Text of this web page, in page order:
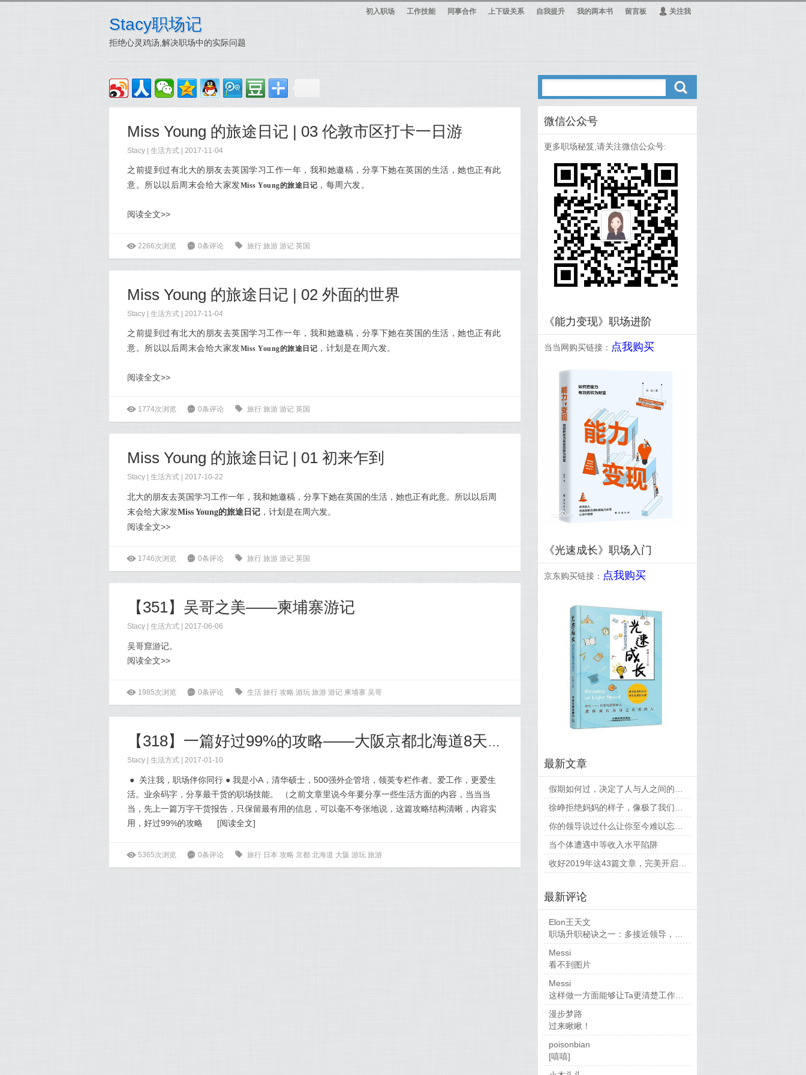
Stacy职场记
拒绝心灵鸡汤,解决职场中的实际问题
初入职场 工作技能 同事合作 上下级关系 自我提升 我的两本书 留言板 Ą 关注我
Miss Young 的旅途日记 | 03 伦敦市区打卡一日游
Stacy 生活方式 | 2017-11-04
之前提到过有北大的朋友去英国学习工作一年，我和她邀稿，分享下她在英国的生活，她也正有此
意。所以以后周末会给大家发Miss Young的旅途日记 ，每周六发。
阅读全文>>
ė 2266次浏览 6 0条评论 0 旅行 旅游 游记 英国
Miss Young 的旅途日记 | 02 外面的世界
Stacy 生活方式 | 2017-11-04
之前提到过有北大的朋友去英国学习工作一年，我和她邀稿，分享下她在英国的生活，她也正有此
意。所以以后周末会给大家发Miss Young的旅途日记 ，计划是在周六发。
阅读全文>>
ė 1774次浏览 6 0条评论 0 旅行 旅游 游记 英国
Miss Young 的旅途日记 | 01 初来乍到
Stacy 生活方式 | 2017-10-22
北大的朋友去英国学习工作一年，我和她邀稿，分享下她在英国的生活，她也正有此意。所以以后周
末会给大家发Miss Young的旅途日记 ，计划是在周六发。
阅读全文>>
ė 1746次浏览 6 0条评论 0 旅行 旅游 游记 英国
【351】吴哥之美——柬埔寨游记
Stacy 生活方式 | 2017-06-06
吴哥窟游记。
阅读全文>>
ė 1985次浏览 6 0条评论 0 生活 旅行 攻略 游玩 旅游 游记 柬埔寨 吴哥
【318】一篇好过99%的攻略——大阪京都北海道8天万字攻略
Stacy 生活方式 | 2017-01-10
● 关注我，职场伴你同行 ● 我是小A，清华硕士，500强外企管培，领英专栏作者。爱工作，更爱生
活。业余码字，分享最干货的职场技能。 （之前文章里说今年要分享一些生活方面的内容，当当当
当，先上一篇万字干货报告，只保留最有用的信息，可以毫不夸张地说，这篇攻略结构清晰，内容实
用，好过99%的攻略
[阅读全文]
ė 5365次浏览 6 0条评论 0 旅行 日本 攻略 京都 北海道 大阪 游玩 旅游
ő
微信公众号
更多职场秘笈,请关注微信公众号:
《能力变现》职场进阶
当当网购买链接： 点我购买
《光速成长》职场入门
京东购买链接： 点我购买
最新文章
当个体遭遇中等收入水平陷阱
最新评论
Elon王天文
职场升职秘诀之一：多接近领导，当然，多做...
Messi
看不到图片
Messi
这样做一方面能够让Ta更清楚工作要求，也...
漫步梦路
过来瞅瞅！
poisonbian
[嘻嘻]